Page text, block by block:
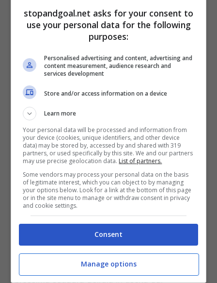
Juve, bye bye Chiesa: la prima offerta è sul tavolo (Ansa Foto)
– Stopandgoal.net
Un amore mai sbocciato, poi, quello tra il ‘Conte
Max’ ed il 25enne genovese che nell’ultima
annata ha collezionato33 presenze tra
campionato e coppe, mettendo a segno 4 gol e
firmando 6 assist vincenti. Adesso, però, le
sembrano destinate a dividersi. A riguardo è
intervenuto, sul suo canale Youtube, il
giornalista Giovanni Albanese che ha rivelato
quella che a conti fatti rischia di essere la
prossima squadra dell’ala in uscita dai
stopandgoal.net asks for your consent to
use your personal data for the following
purposes:
Personalised advertising and content, advertising and
content measurement, audience research and
services development
Store and/or access information on a device
Learn more
Your personal data will be processed and information from
your device (cookies, unique identifiers, and other device
data) may be stored by, accessed by and shared with 319
partners, or used specifically by this site. We and our partners
may use precise geolocation data. List of partners.
Some vendors may process your personal data on the basis
of legitimate interest, which you can object to by managing
your options below. Look for a link at the bottom of this page
or in the site menu to manage or withdraw consent in privacy
and cookie settings.
Consent
Manage options